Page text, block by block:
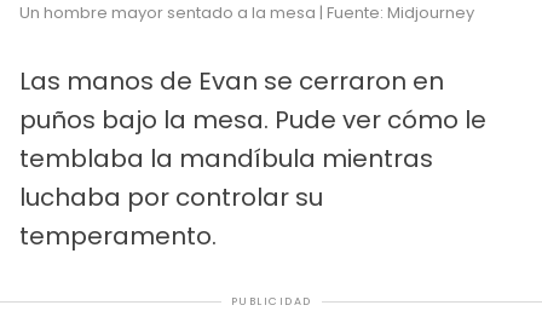
Un hombre mayor sentado a la mesa | Fuente: Midjourney
Las manos de Evan se cerraron en
puños bajo la mesa. Pude ver cómo le
temblaba la mandíbula mientras
luchaba por controlar su
temperamento.
PUBLICIDAD